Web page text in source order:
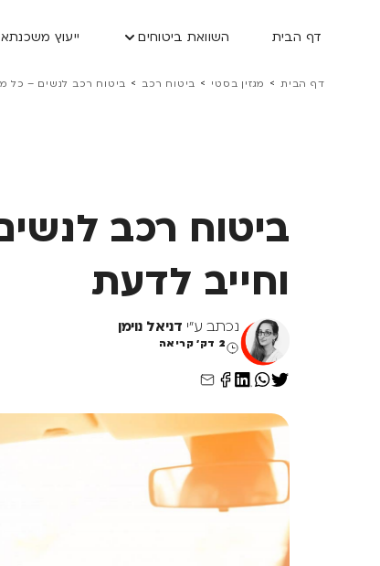
דף הבית השוואת ביטוחים ייעוץ
דף הבית > מגזין בסטי > ביטוח רכב > ביטוח רכב לנשים – כל
ביטוח רכב
וחייב לדעת
נכתב ע"י דניאל נוימן
2 דק' קריאה